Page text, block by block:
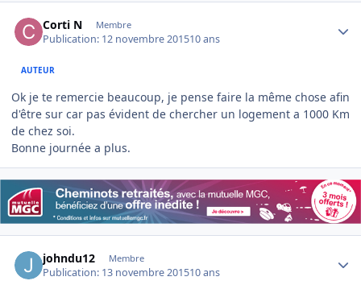
Corti N Membre
Publication: 12 novembre 201510 ans
AUTEUR
Ok je te remercie beaucoup, je pense faire la même chose afin
d'être sur car pas évident de chercher un logement a 1000 Km
de chez soi.
Bonne journée a plus.
johndu12 Membre
Publication: 13 novembre 201510 ans